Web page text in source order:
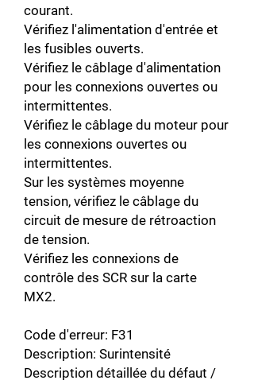
courant.
Vérifiez l'alimentation d'entrée et
les fusibles ouverts.
Vérifiez le câblage d'alimentation
pour les connexions ouvertes ou
intermittentes.
Vérifiez le câblage du moteur pour
les connexions ouvertes ou
intermittentes.
Sur les systèmes moyenne
tension, vérifiez le câblage du
circuit de mesure de rétroaction
de tension.
Vérifiez les connexions de
contrôle des SCR sur la carte
MX2.
Code d'erreur: F31
Description: Surintensité
Description détaillée du défaut /